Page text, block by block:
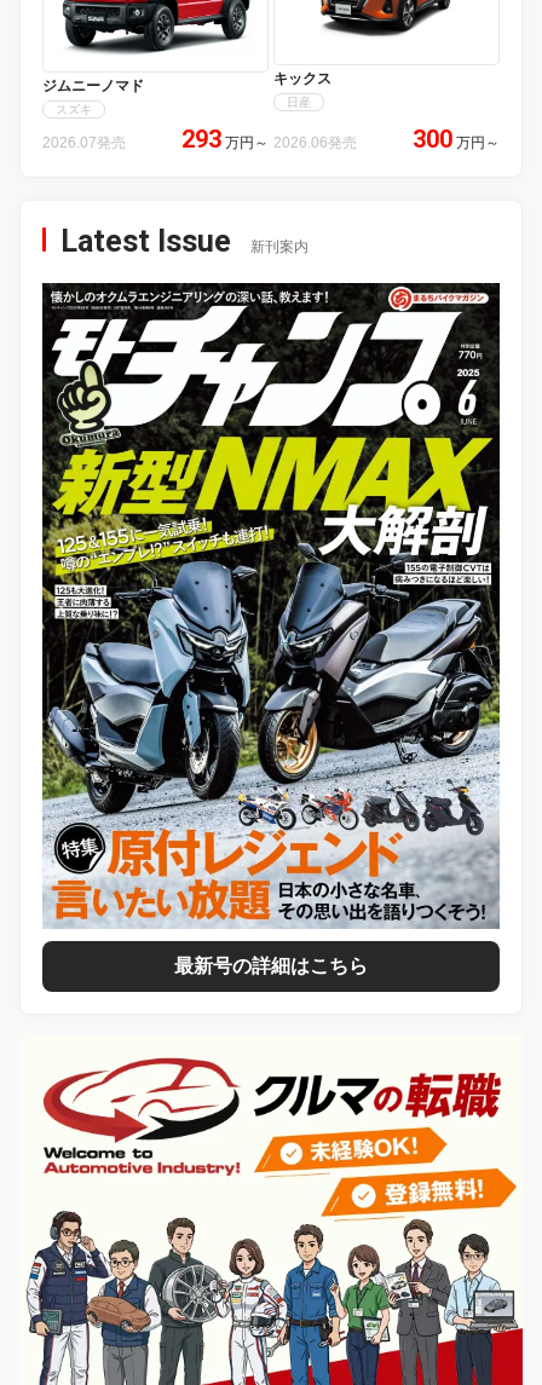
ジムニーノマド
スズキ
2026.07発売 293 万円 ～
キックス
日産
2026.06発売 300 万円 ～
Latest Issue 新刊案内
最新号の詳細はこちら